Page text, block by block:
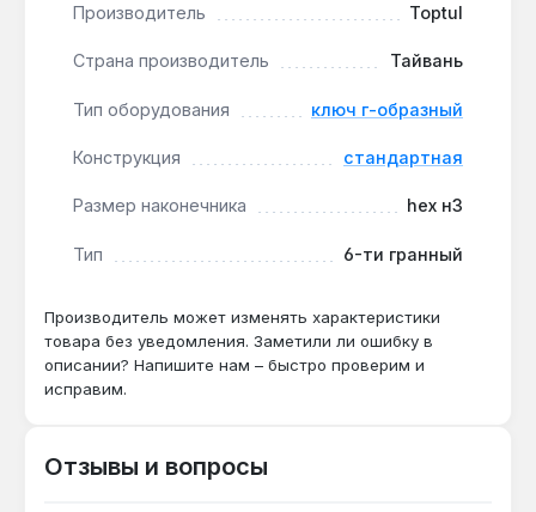
Износостойкость при частом
сохраняет геометрию граней после 1000+
профессионального сервиса.
компьютерной техники, бытовых приборов и
сборки мебели, где требуется точный монтаж
Подходит ли для велосипедного
типовыми винтами тормозов и
Производитель Toptul
Страна производитель Тайвань
Тип оборудования ключ г-образный
Конструкция стандартная
Размер наконечника hex н3
Тип 6-ти гранный
Производитель может изменять характеристики
товара без уведомления. Заметили ли ошибку в
описании? Напишите нам – быстро проверим и
исправим.
Отзывы и вопросы